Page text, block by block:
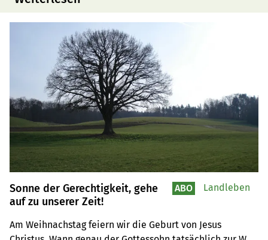
Sonne der Gerechtigkeit, gehe
auf zu unserer Zeit!
Am Weihnachstag feiern wir die Geburt von Jesus
ABO Landleben